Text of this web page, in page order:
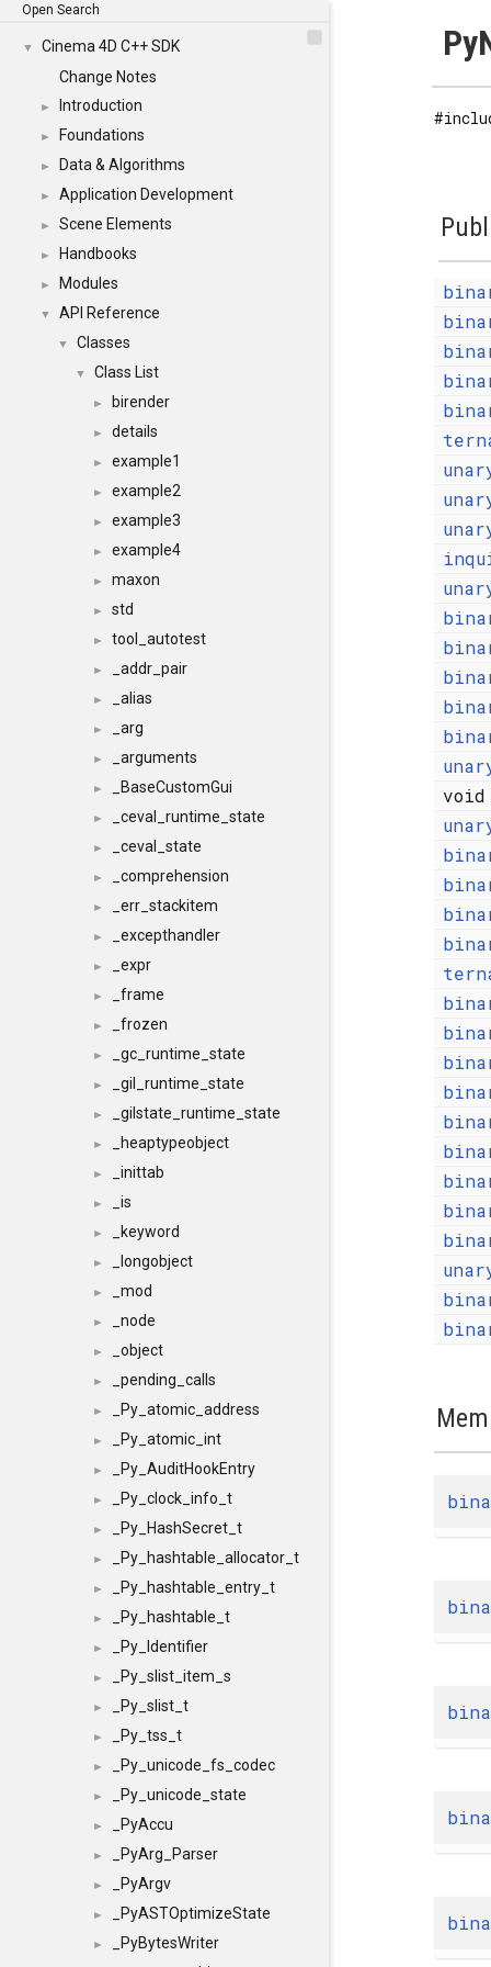
Open Search
▼
Cinema 4D C++ SDK
Change Notes
► Introduction
► Foundations
► Data & Algorithms
► Application Development
► Scene Elements
► Handbooks
► Modules
▼ API Reference
▼ Classes
▼ Class List
► birender
► details
► example1
► example2
► example3
► example4
► maxon
► std
► tool_autotest
► _addr_pair
► _alias
► _arg
► _arguments
► _BaseCustomGui
► _ceval_runtime_state
► _ceval_state
► _comprehension
► _err_stackitem
► _excepthandler
► _expr
► _frame
► _frozen
► _gc_runtime_state
► _gil_runtime_state
► _gilstate_runtime_state
► _heaptypeobject
► _inittab
► _is
► _keyword
► _longobject
► _mod
► _node
► _object
► _pending_calls
► _Py_atomic_address
► _Py_atomic_int
► _Py_AuditHookEntry
► _Py_clock_info_t
► _Py_HashSecret_t
► _Py_hashtable_allocator_t
► _Py_hashtable_entry_t
► _Py_hashtable_t
► _Py_Identifier
► _Py_slist_item_s
► _Py_slist_t
► _Py_tss_t
► _Py_unicode_fs_codec
► _Py_unicode_state
► _PyAccu
► _PyArg_Parser
► _PyArgv
► _PyASTOptimizeState
►
_PyBytesWriter